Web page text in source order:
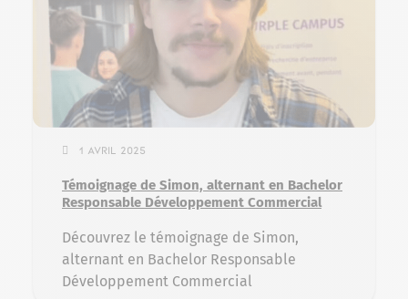
1 avril 2025
Témoignage de Simon, alternant en Bachelor
Responsable Développement Commercial
Découvrez le témoignage de Simon,
alternant en Bachelor Responsable
Développement Commercial